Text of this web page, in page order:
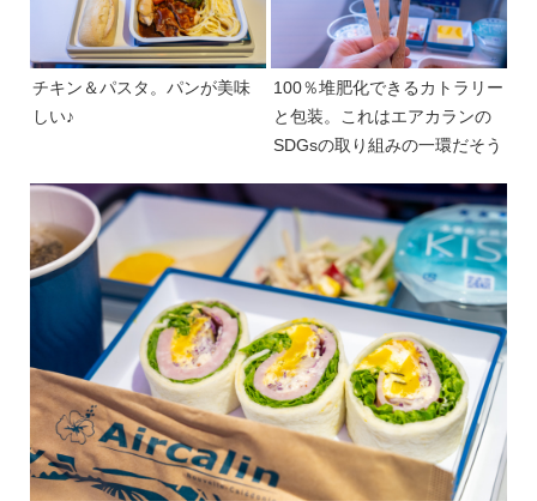
チキン＆パスタ。パンが美味
しい♪
100％堆肥化できるカトラリー
と包装。これはエアカランの
SDGsの取り組みの一環だそう